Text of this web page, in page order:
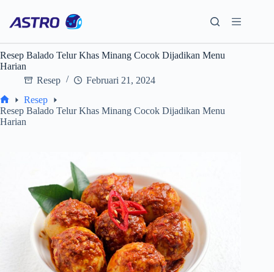
content
Resep Balado Telur Khas Minang Cocok Dijadikan Menu
Harian
Resep
Februari 21, 2024
Home
Resep
Resep Balado Telur Khas Minang Cocok Dijadikan Menu
Harian